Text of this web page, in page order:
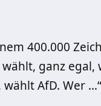
400.000
ganz egal,
AfD. Wer